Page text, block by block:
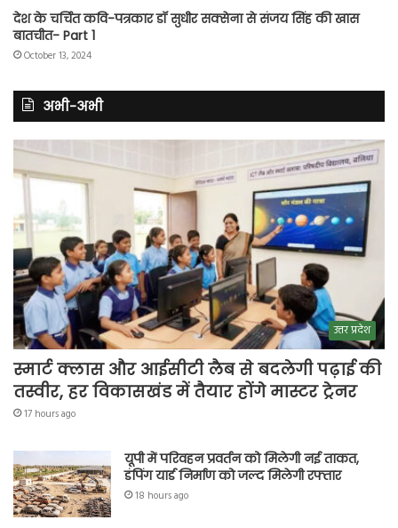
देश के चर्चित कवि-पत्रकार डॉ सुधीर सक्सेना से संजय सिंह की खास
बातचीत- Part 1
October 13, 2024
अभी-अभी
उत्तर प्रदेश
स्मार्ट क्लास और आईसीटी लैब से बदलेगी पढ़ाई की
तस्वीर, हर विकासखंड में तैयार होंगे मास्टर ट्रेनर
17 hours ago
यूपी में परिवहन प्रवर्तन को मिलेगी नई ताकत,
डंपिंग यार्ड निर्माण को जल्द मिलेगी रफ्तार
18 hours ago